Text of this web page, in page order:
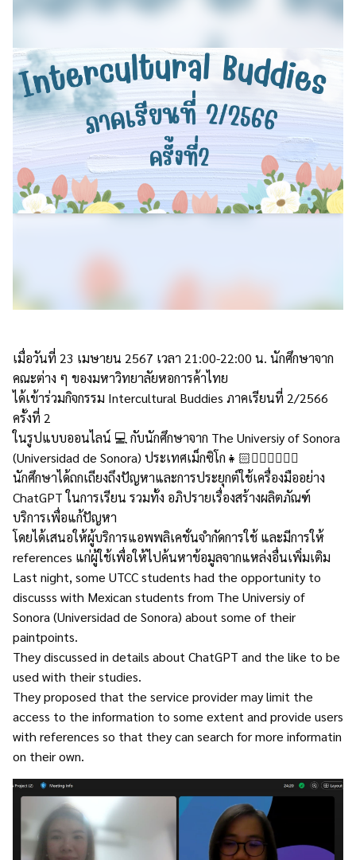
เมื่อวันที่ 23 เมษายน 2567 เวลา 21:00-22:00 น. นักศึกษาจาก
คณะต่าง ๆ ของมหาวิทยาลัยหอการค้าไทย
ได้เข้าร่วมกิจกรรม Intercultural Buddies ภาคเรียนที่ 2/2566
ครั้งที่ 2
ในรูปแบบออนไลน์ 💻 กับนักศึกษาจาก The Universiy of Sonora
(Universidad de Sonora) ประเทศเม็กซิโก👧🏻👱🏻‍♂️🙎🏼‍♀️
นักศึกษาได้ถกเถียงถึงปัญหาและการประยุกต์ใช้เครื่องมืออย่าง
ChatGPT ในการเรียน รวมทั้ง อภิปรายเรื่องสร้างผลิตภัณฑ์
บริการเพื่อแก้ปัญหา
โดยได้เสนอให้ผู้บริการแอพพลิเคชั่นจำกัดการใช้ และมีการให้
references แก่ผู้ใช้เพื่อให้ไปค้นหาข้อมูลจากแหล่งอื่นเพิ่มเติม
Last night, some UTCC students had the opportunity to
discusss with Mexican students from The Universiy of
Sonora (Universidad de Sonora) about some of their
paintpoints.
They discussed in details about ChatGPT and the like to be
used with their studies.
They proposed that the service provider may limit the
access to the information to some extent and provide users
with references so that they can search for more informatin
on their own.